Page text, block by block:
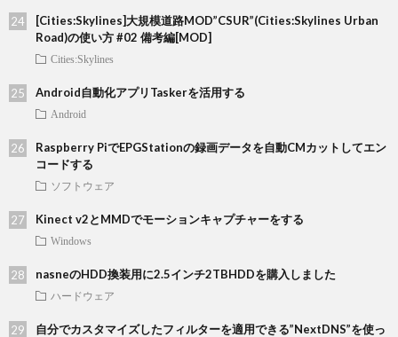
[Cities:Skylines]大規模道路MOD”CSUR”(Cities:Skylines Urban
Road)の使い方 #02 備考編[MOD]
Cities:Skylines
Android自動化アプリTaskerを活用する
Android
Raspberry PiでEPGStationの録画データを自動CMカットしてエン
コードする
ソフトウェア
Kinect v2とMMDでモーションキャプチャーをする
Windows
nasneのHDD換装用に2.5インチ2TBHDDを購入しました
ハードウェア
自分でカスタマイズしたフィルターを適用できる”NextDNS”を使っ